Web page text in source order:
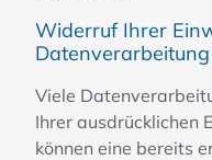
Widerruf Ihrer
Datenverarbeitung
Viele
Ihrer ausdrücklichen
können eine bereits